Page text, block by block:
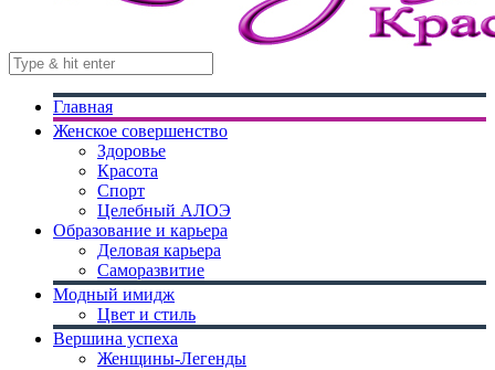
Главная
Женское совершенство
Здоровье
Красота
Спорт
Целебный АЛОЭ
Образование и карьера
Деловая карьера
Саморазвитие
Модный имидж
Цвет и стиль
Вершина успеха
Женщины-Легенды